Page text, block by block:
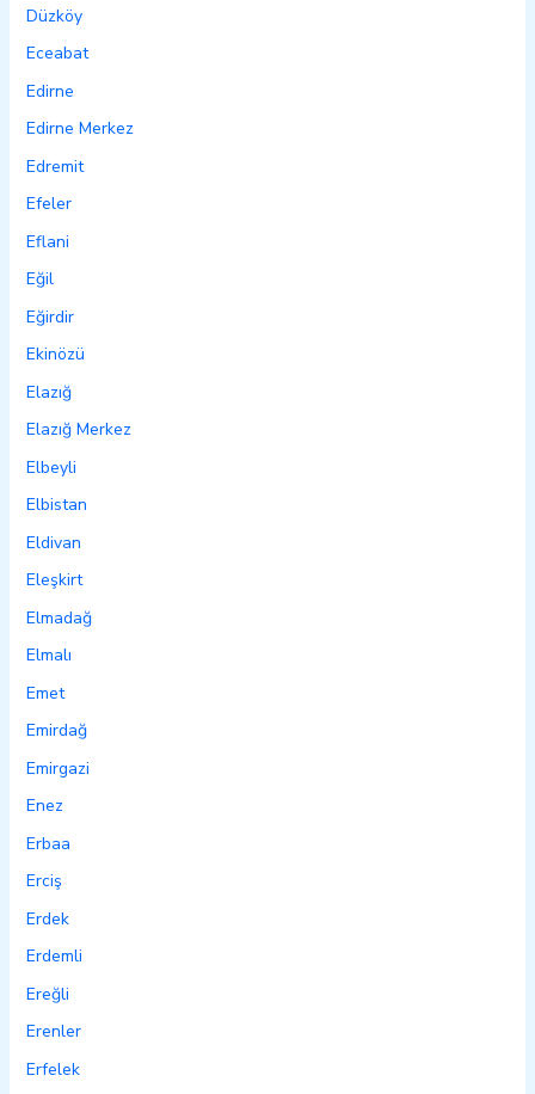
Düzköy
Eceabat
Edirne
Edirne Merkez
Edremit
Efeler
Eflani
Eğil
Eğirdir
Ekinözü
Elazığ
Elazığ Merkez
Elbeyli
Elbistan
Eldivan
Eleşkirt
Elmadağ
Elmalı
Emet
Emirdağ
Emirgazi
Enez
Erbaa
Erciş
Erdek
Erdemli
Ereğli
Erenler
Erfelek